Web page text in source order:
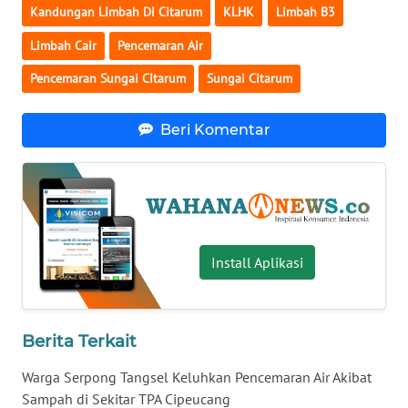
Kandungan Limbah Di Citarum KLHK Limbah B3
Limbah Cair Pencemaran Air
Pencemaran Sungai Citarum Sungai Citarum
Beri Komentar
Install Aplikasi
Berita Terkait
Warga Serpong Tangsel Keluhkan Pencemaran Air Akibat
Sampah di Sekitar TPA Cipeucang
WN
BABEL
WN
SUMBAR
WN
SUMSEL
WN
BENGKULU
WN
LAMPUNG
JATENG